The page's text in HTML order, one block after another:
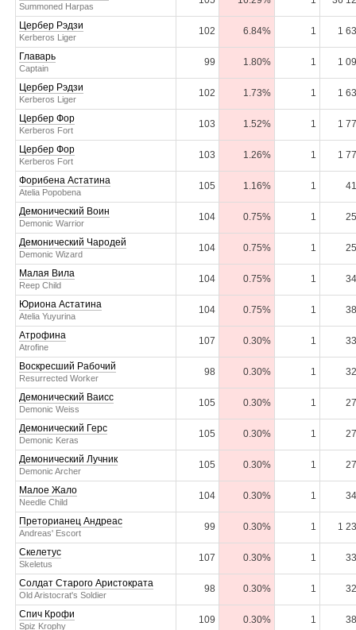
Summoned Harpas
Цербер Рэдзи
Kerberos Liger
102 6.84% 1 1
Главарь
Captain
99 1.80% 1 1
Цербер Рэдзи
Kerberos Liger
102 1.73% 1 1
Цербер Фор
Kerberos Fort
103 1.52% 1 1
Цербер Фор
Kerberos Fort
103 1.26% 1 1
Форибена Астатина
Atelia Popobena
105 1.16% 1
Демонический Воин
Demonic Warrior
104 0.75% 1
Демонический Чародей
Demonic Wizard
104 0.75% 1
Малая Вила
Reep Child
104 0.75% 1
Юриона Астатина
Atelia Yuyurina
104 0.75% 1
Атрофина
Atrofine
107 0.30% 1
Воскресший Рабочий
Resurrected Worker
98 0.30% 1
Демонический Ваисс
Demonic Weiss
105 0.30% 1
Демонический Герс
Demonic Keras
105 0.30% 1
Демонический Лучник
Demonic Archer
105 0.30% 1
Малое Жало
Needle Child
104 0.30% 1
Преторианец Андреас
Andreas' Escort
99 0.30% 1 1
Скелетус
Skeletus
107 0.30% 1
Солдат Старого Аристократа
Old Aristocrat's Soldier
98 0.30% 1
Спич Крофи
Spiz Krophy
109 0.30% 1